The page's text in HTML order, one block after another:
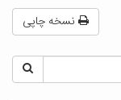
نسخه چاپی